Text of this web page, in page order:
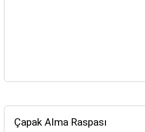
Çapak Alma Raspası